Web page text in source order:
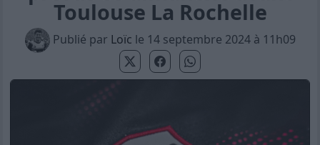
Toulouse La Rochelle
Publié par Loïc le 14 septembre 2024 à 11h09